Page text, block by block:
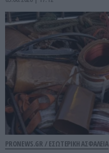
PRONEWS.GR / ΕΣΩΤΕΡΙΚΗ ΑΣΦΑΛΕΙΑ